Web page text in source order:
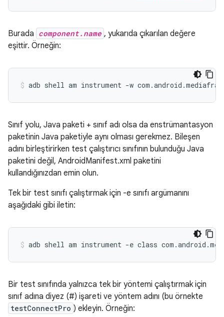
Burada component.name , yukarıda çıkarılan değere
eşittir. Örneğin:
Sınıf yolu, Java paketi + sınıf adı olsa da enstrümantasyon
paketinin Java paketiyle aynı olması gerekmez. Bileşen
adını birleştirirken test çalıştırıcı sınıfının bulunduğu Java
paketini değil, AndroidManifest.xml paketini
kullandığınızdan emin olun.
Tek bir test sınıfı çalıştırmak için -e sınıfı argümanını
aşağıdaki gibi iletin:
Bir test sınıfında yalnızca tek bir yöntemi çalıştırmak için
sınıf adına diyez (#) işareti ve yöntem adını (bu örnekte
testConnectPro ) ekleyin. Örneğin: